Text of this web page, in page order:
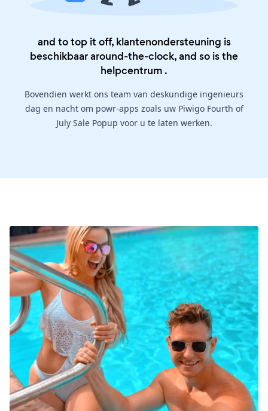
and to top it off, klantenondersteuning is
beschikbaar around-the-clock, and so is the
helpcentrum .
Bovendien werkt ons team van deskundige ingenieurs
dag en nacht om powr-apps zoals uw Piwigo Fourth of
July Sale Popup voor u te laten werken.